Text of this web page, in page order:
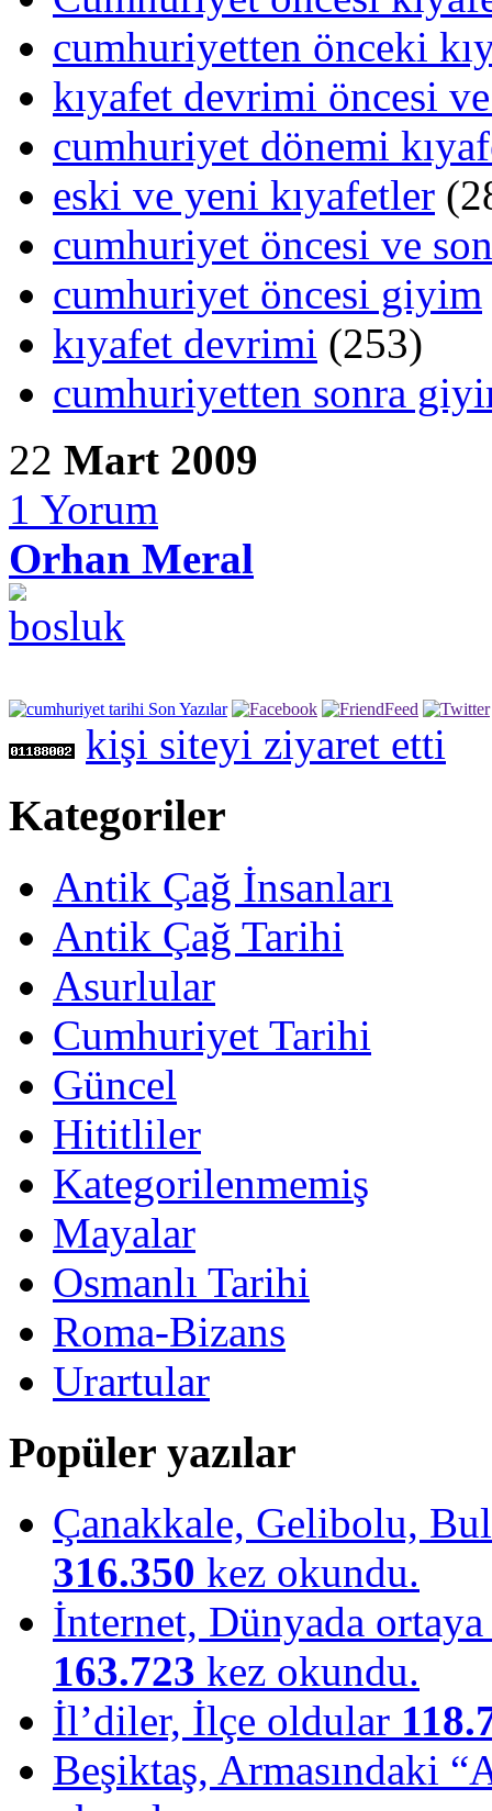
cumhuriyetten önceki
kıyafet devrimi öncesi ve
cumhuriyet dönemi
eski ve yeni kıyafetler
cumhuriyet öncesi ve
cumhuriyet öncesi giyim
kıyafet devrimi (253)
cumhuriyetten sonra
22 Mart 2009
1 Yorum
Orhan Meral
kişi siteyi ziyaret etti
Kategoriler
Antik Çağ İnsanları
Antik Çağ Tarihi
Asurlular
Cumhuriyet Tarihi
Güncel
Hititliler
Kategorilenmemiş
Mayalar
Osmanlı Tarihi
Roma-Bizans
Urartular
Popüler yazılar
Çanakkale, Gelibolu,
316.350 kez okundu.
İnternet, Dünyada
163.723 kez okundu.
İl’diler, İlçe oldular
Beşiktaş, Armasındaki